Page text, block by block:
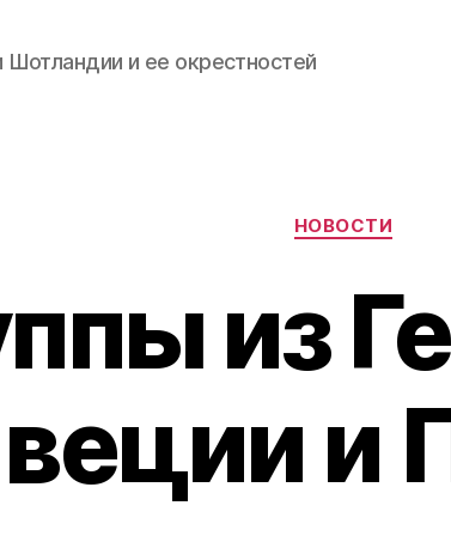
Шотландии и ее окрестностей
Categories
НОВОСТИ
из
и